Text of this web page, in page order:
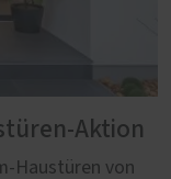
Aktion
Haustüren von